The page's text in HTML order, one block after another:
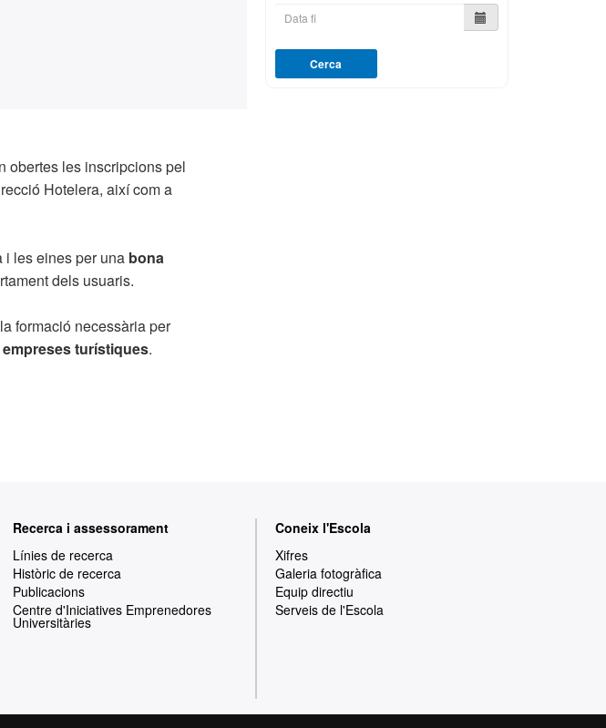
obertes les inscripcions pel
Hotelera, així com a
i les eines per una bona
dels usuaris.
formació necessària per
turístiques.
Cerca
Recerca i assessorament
Línies de recerca
Històric de recerca
Publicacions
Centre d'Iniciatives Emprenedores
Universitàries
Coneix l'Escola
Xifres
Galeria fotogràfica
Equip directiu
Serveis de l'Escola